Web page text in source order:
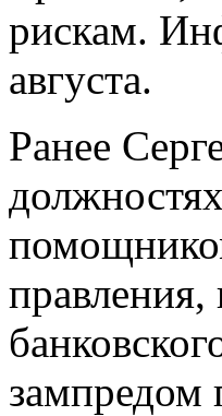
рискам.
августа.
Ранее
правления,
зампредом